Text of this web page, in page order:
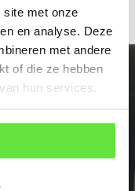
site met onze
en analyse. Deze
met andere
of die ze hebben
hun services.